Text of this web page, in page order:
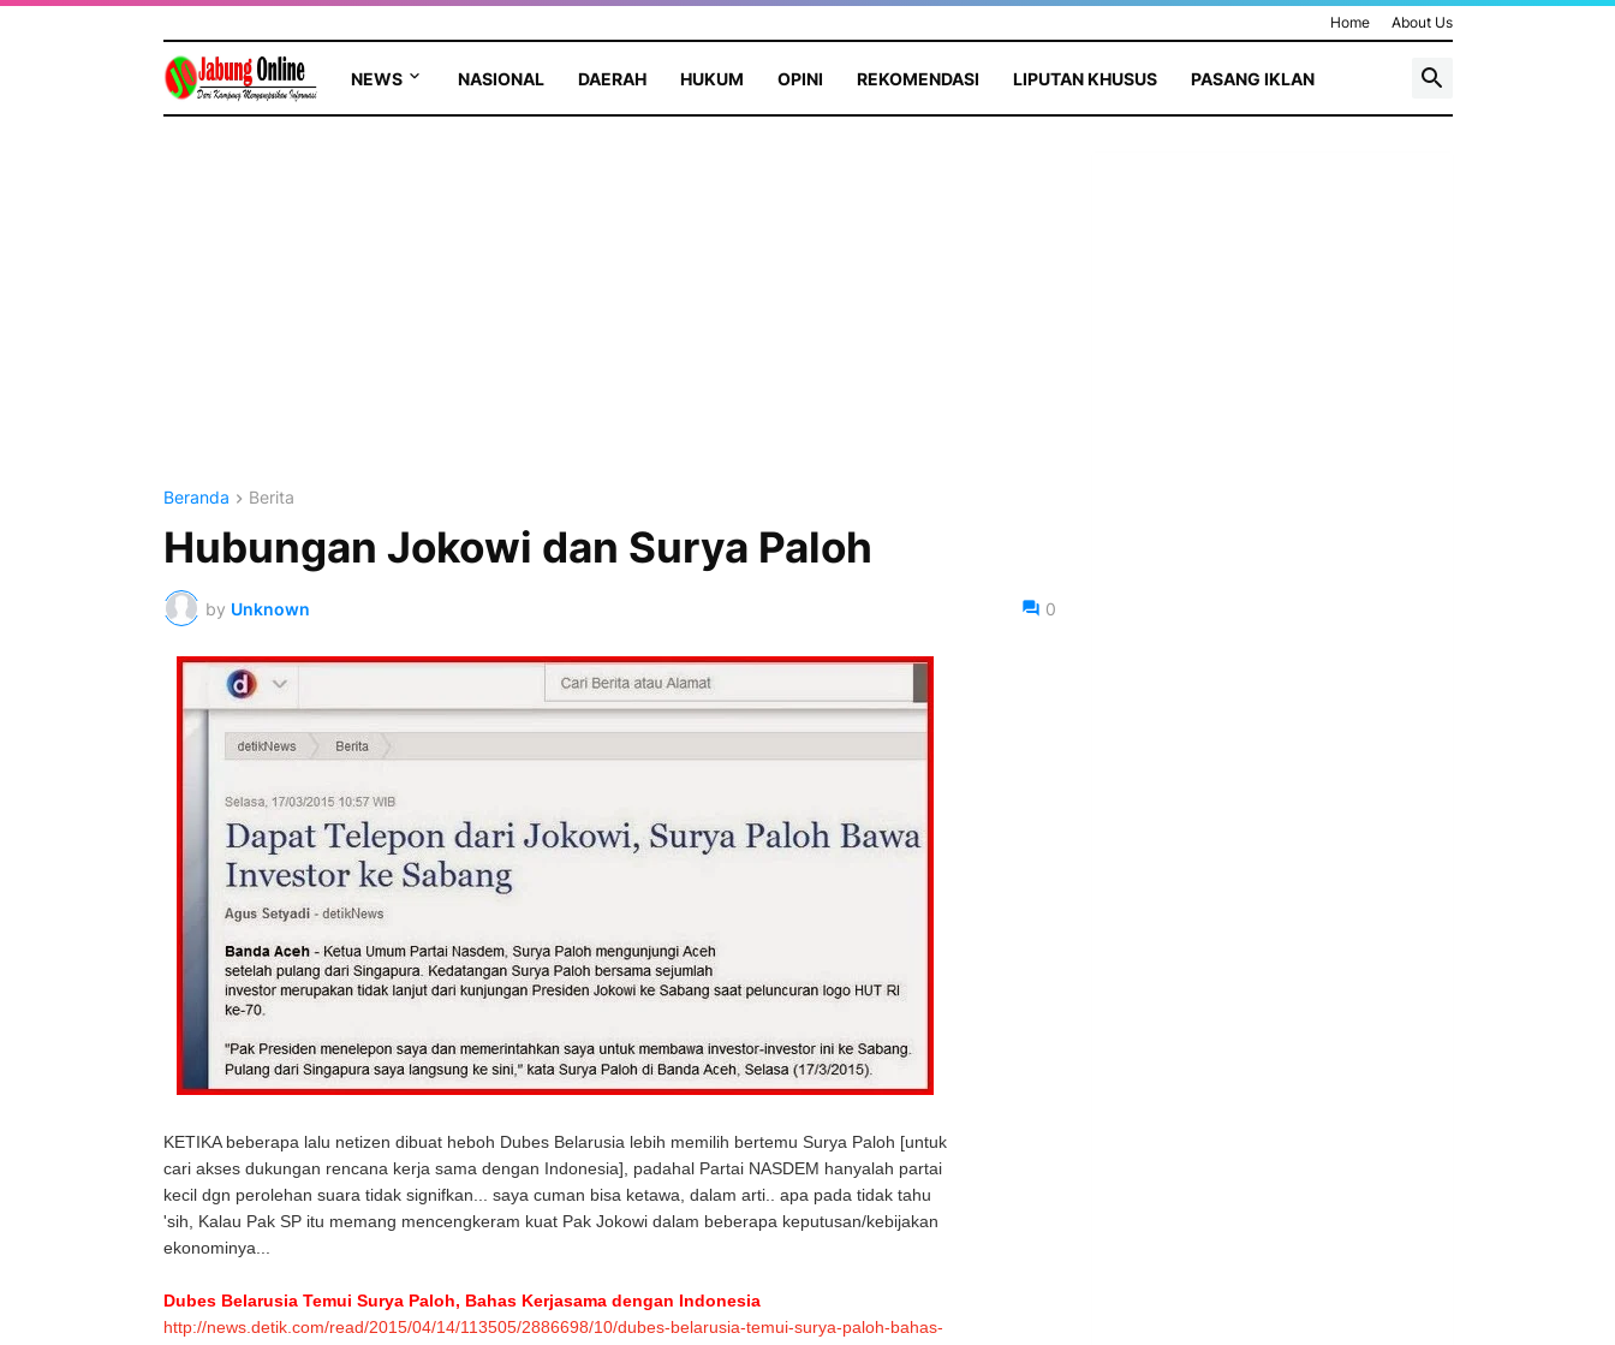
Home About Us
NEWS NASIONAL DAERAH HUKUM OPINI REKOMENDASI LIPUTAN KHUSUS PASANG IKLAN
Beranda Berita
Hubungan Jokowi dan Surya Paloh
by Unknown 0
KETIKA beberapa lalu netizen dibuat heboh Dubes Belarusia lebih memilih bertemu Surya Paloh [untuk
cari akses dukungan rencana kerja sama dengan Indonesia], padahal Partai NASDEM hanyalah partai
kecil dgn perolehan suara tidak signifkan... saya cuman bisa ketawa, dalam arti.. apa pada tidak tahu
'sih, Kalau Pak SP itu memang mencengkeram kuat Pak Jokowi dalam beberapa keputusan/kebijakan
ekonominya...
Dubes Belarusia Temui Surya Paloh, Bahas Kerjasama dengan Indonesia
http://news.detik.com/read/2015/04/14/113505/2886698/10/dubes-belarusia-temui-surya-paloh-bahas-